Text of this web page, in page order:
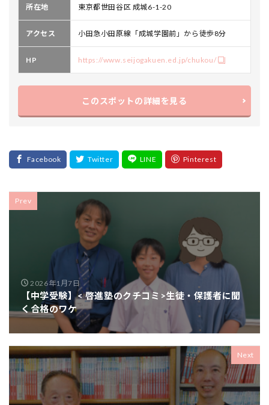
所在地 東京都世田谷区 成城6-1-20
アクセス 小田急小田原線「成城学園前」から徒歩8分
HP https://www.seijogakuen.ed.jp/chukou/
このスポットの詳細を見る
Prev
2026年1月7日
【中学受験】< 啓進塾のクチコミ>生徒・保護者に聞
く合格のワケ
Next